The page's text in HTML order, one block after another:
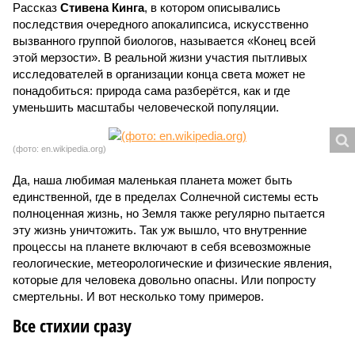
Рассказ Стивена Кинга, в котором описывались
последствия очередного апокалипсиса, искусственно
вызванного группой биологов, называется «Конец всей
этой мерзости». В реальной жизни участия пытливых
исследователей в организации конца света может не
понадобиться: природа сама разберётся, как и где
уменьшить масштабы человеческой популяции.
(фото: en.wikipedia.org)
Да, наша любимая маленькая планета может быть
единственной, где в пределах Солнечной системы есть
полноценная жизнь, но Земля также регулярно пытается
эту жизнь уничтожить. Так уж вышло, что внутренние
процессы на планете включают в себя всевозможные
геологические, метеорологические и физические явления,
которые для человека довольно опасны. Или попросту
смертельны. И вот несколько тому примеров.
Все стихии сразу